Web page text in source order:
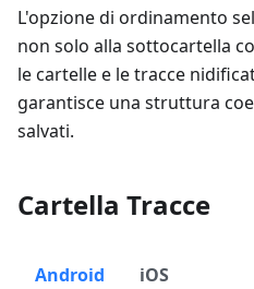
L'opzione di ordinamento
non solo alla sottocartella
le cartelle e le tracce
garantisce una struttura
salvati.
Cartella Tracce
Android iOS